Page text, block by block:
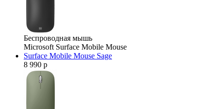
Беспроводная мышь
Microsoft Surface Mobile Mouse
Surface Mobile Mouse Sage
8 990 р